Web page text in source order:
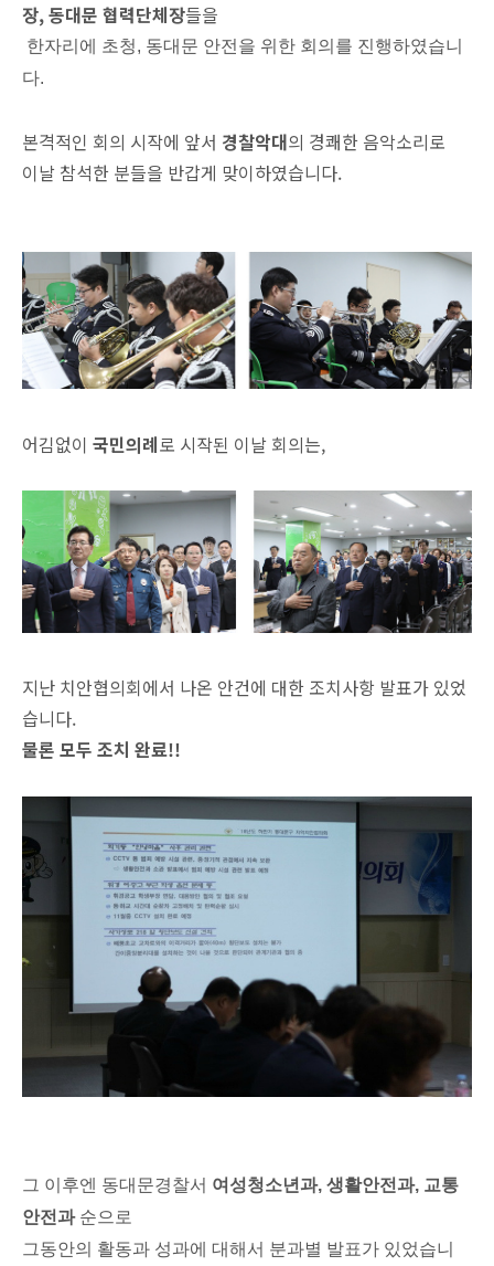
장,동대문 협력단체장들을
한자리에 초청, 동대문 안전을 위한 회의를 진행하였습니
다.
본격적인 회의 시작에 앞서 경찰악대의 경쾌한 음악소리로
이날 참석한 분들을 반갑게 맞이하였습니다.
어김없이 국민의례로 시작된 이날 회의는,
지난 치안협의회에서 나온 안건에 대한 조치사항 발표가 있었
습니다.
물론 모두 조치 완료!!
그 이후엔 동대문경찰서 여성청소년과, 생활안전과, 교통
안전과순으로
그동안의 활동과 성과에 대해서 분과별 발표가 있었습니